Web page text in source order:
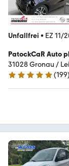
Unfallfrei • EZ 11/
PatockCaR Auto
31028 Gronau /
5 Sterne
(199)